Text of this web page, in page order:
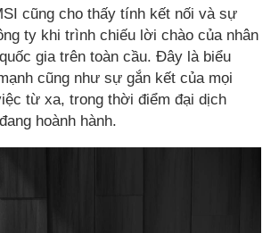
cũng cho thấy tính kết nối và sự
ty khi trình chiếu lời chào của nhân
gia trên toàn cầu. Đây là biểu
cũng như sự gắn kết của mọi
từ xa, trong thời điểm đại dịch
hoành hành.